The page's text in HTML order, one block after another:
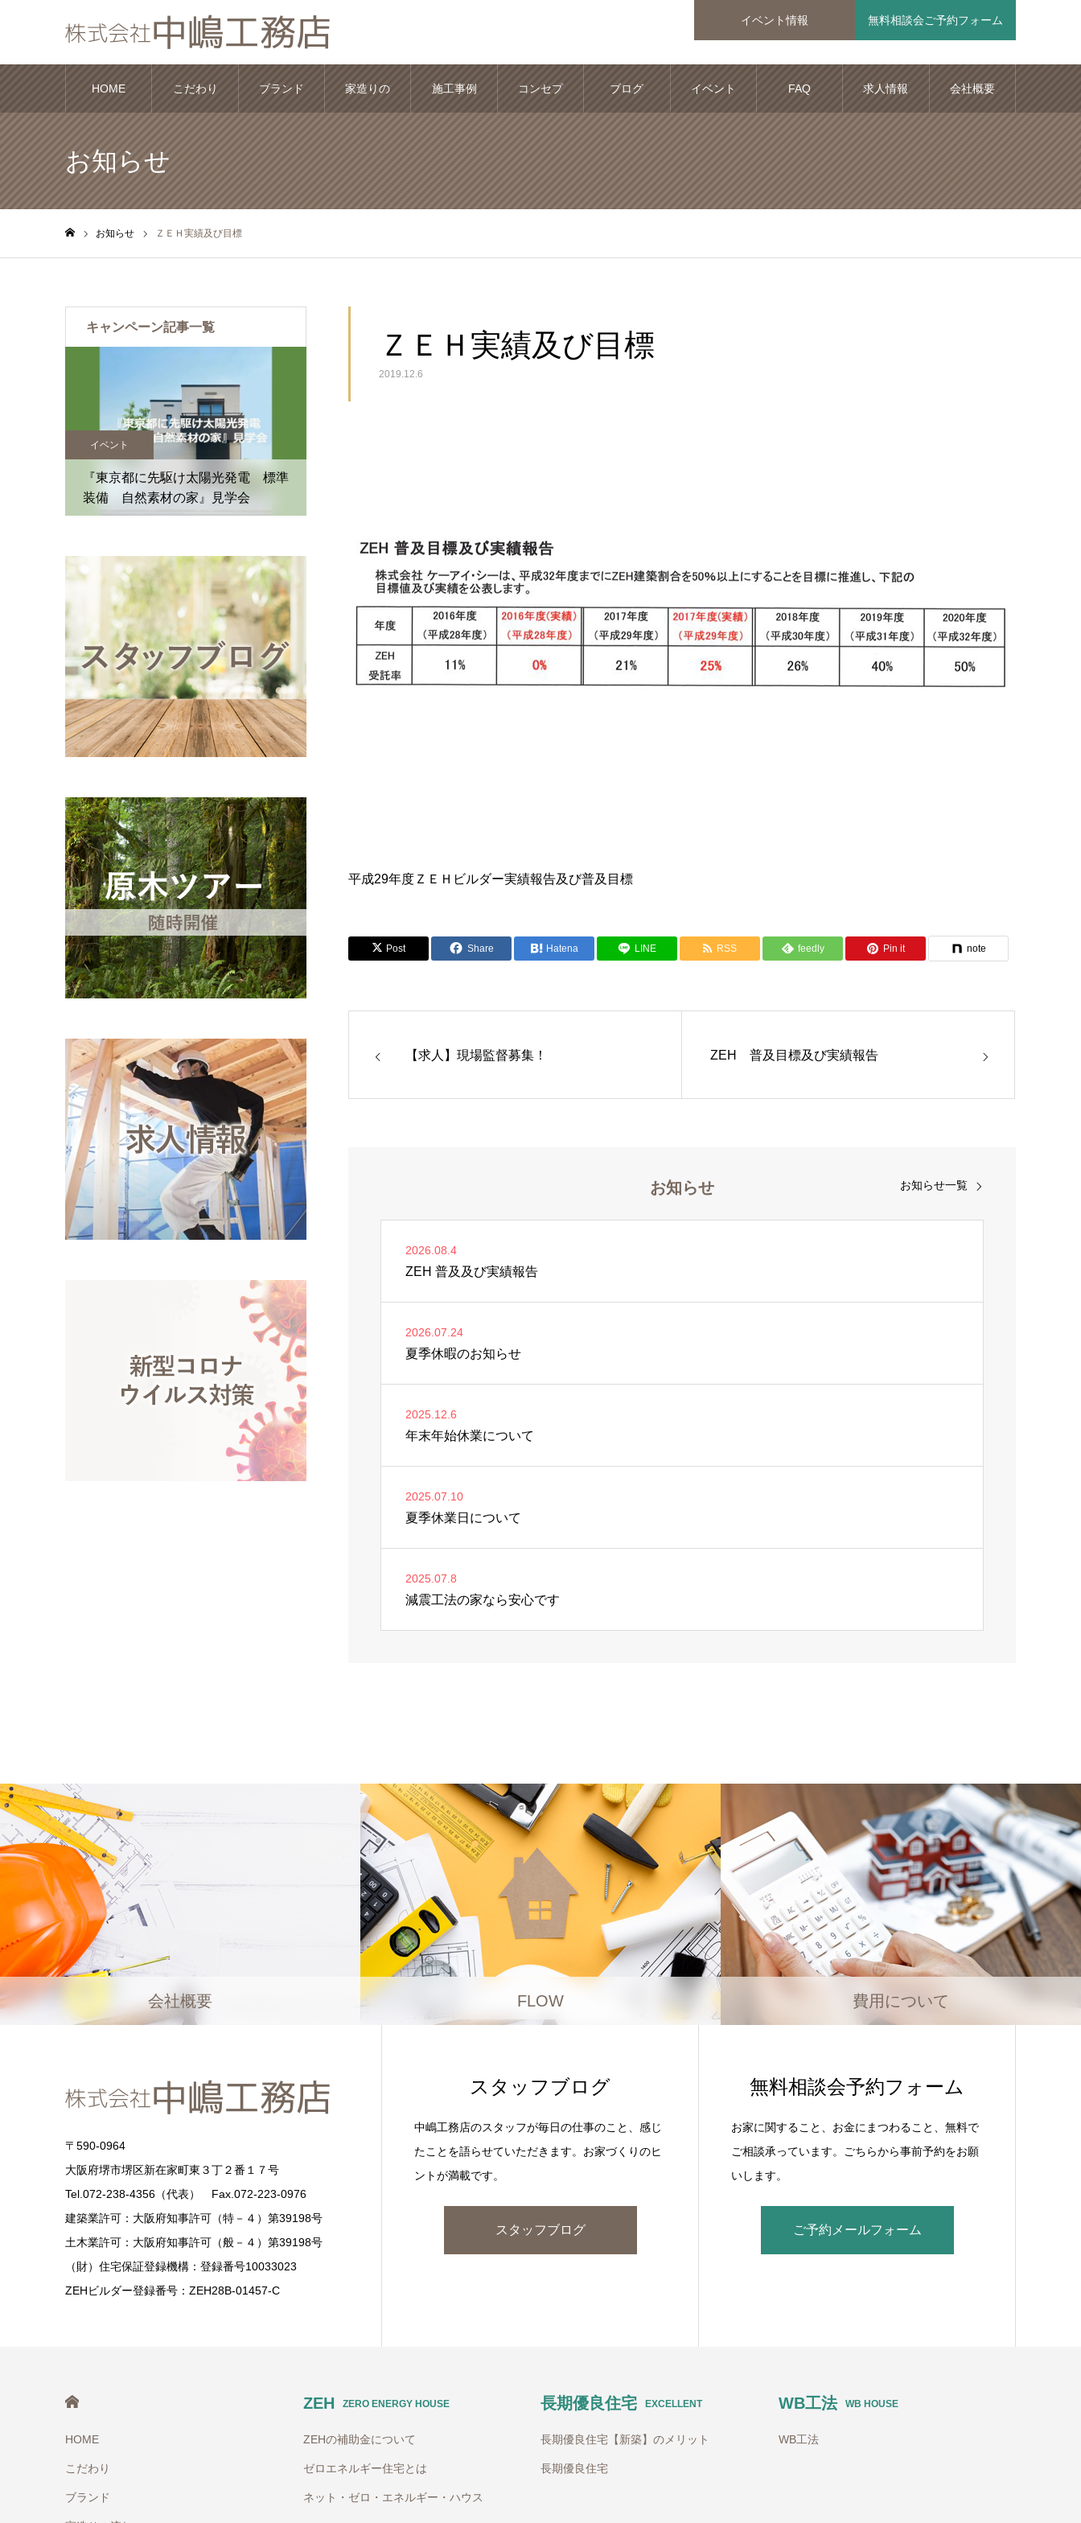
イベント情報 無料相談会ご予約フォーム
HOME こだわり ブランド 家造りの
流れ
施工事例 コンセプ
ト
ブログ イベント
情報
FAQ 求人情報 会社概要
お知らせ
お知らせ ＺＥＨ実績及び目標
ＺＥＨ実績及び目標
2019.12.6
平成29年度ＺＥＨビルダー実績報告及び普及目標
Post Share Hatena LINE RSS feedly Pin it note
【求人】現場監督募集！ ZEH 普及目標及び実績報告
お知らせ
2026.08.4
ZEH 普及及び実績報告
2026.07.24
夏季休暇のお知らせ
2025.12.6
年末年始休業について
2025.07.10
夏季休業日について
2025.07.8
減震工法の家なら安心です
お知らせ一覧
キャンペーン記事一覧
イベント
『東京都に先駆け太陽光発電 標準
装備 自然素材の家』見学会
会社概要 FLOW 費用について
〒590-0964
大阪府堺市堺区新在家町東３丁２番１７号
Tel.072-238-4356（代表） Fax.072-223-0976
建築業許可：大阪府知事許可（特－４）第39198号
土木業許可：大阪府知事許可（般－４）第39198号
（財）住宅保証登録機構：登録番号10033023
ZEHビルダー登録番号：ZEH28B-01457-C
スタッフブログ
中嶋工務店のスタッフが毎日の仕事のこと、感じ
たことを語らせていただきます。お家づくりのヒ
ントが満載です。
スタッフブログ
無料相談会予約フォーム
お家に関すること、お金にまつわること、無料で
ご相談承っています。ごちらから事前予約をお願
いします。
ご予約メールフォーム
HOME
こだわり
ブランド
ZEH ZERO ENERGY HOUSE
ZEHの補助金について
ゼロエネルギー住宅とは
ネット・ゼロ・エネルギー・ハウス
長期優良住宅 EXCELLENT
長期優良住宅【新築】のメリット
長期優良住宅
WB工法 WB HOUSE
WB工法